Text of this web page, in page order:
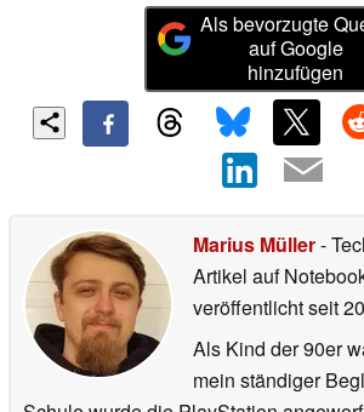
Als bevorzugte
auf Google
hinzufügen
Marius Müller-
Artikel auf
veröffentlichtseit
Als Kind der 90er
mein ständiger